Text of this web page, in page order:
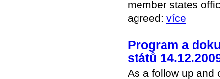
member states
agreed: více
Program a
států
As a follow up and